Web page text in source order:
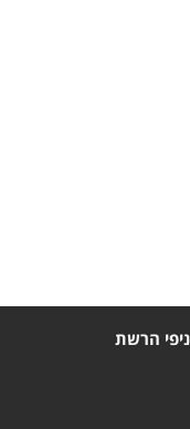
הרשת